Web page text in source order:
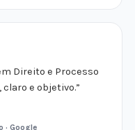
Direito e Processo
claro e objetivo.”
· Google